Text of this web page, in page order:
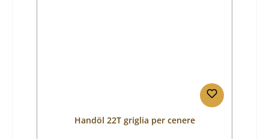
Handöl 22T griglia per cenere